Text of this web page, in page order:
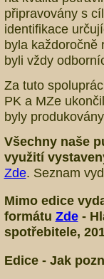
připravovány s
identifikace
byla každoročně
byli vždy
Za tuto
PK a MZe
byly
Všechny naše
využití
Zde. Seznam
Mimo edice
formátu Zde-
spotřebitele,
Edice - Jak